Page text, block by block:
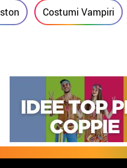
Costumi Vampiri